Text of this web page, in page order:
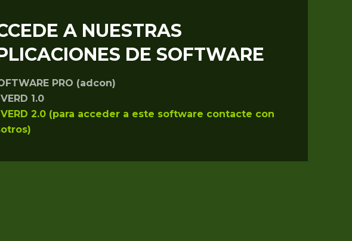
A NUESTRAS
DE SOFTWARE
PRO (adcon)
1.0
VERD 2.0 (para acceder a este software contacte con